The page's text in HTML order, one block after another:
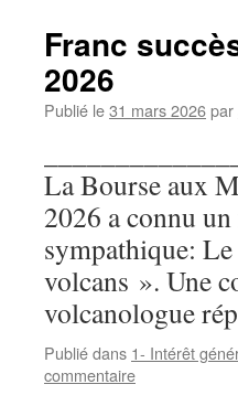
Franc
2026
Publié le31 mars 2026par
La Bourse aux
2026 a connu
sympathique:
volcans ». Une
volcanologue
Publié dans 1- Intérêt
commentaire